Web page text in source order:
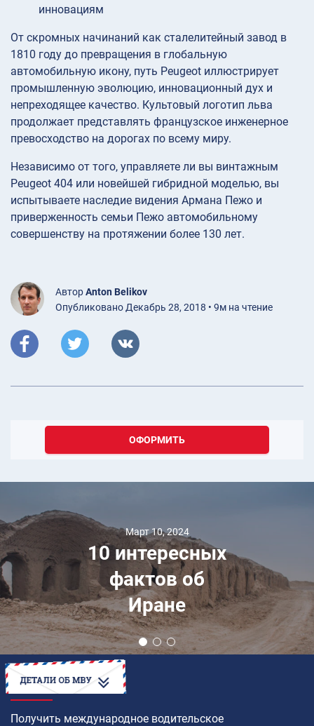
инновациям
От скромных начинаний как сталелитейный завод в
1810 году до превращения в глобальную
автомобильную икону, путь Peugeot иллюстрирует
промышленную эволюцию, инновационный дух и
непреходящее качество. Культовый логотип льва
продолжает представлять французское инженерное
превосходство на дорогах по всему миру.
Независимо от того, управляете ли вы винтажным
Peugeot 404 или новейшей гибридной моделью, вы
испытываете наследие видения Армана Пежо и
приверженность семьи Пежо автомобильному
совершенству на протяжении более 130 лет.
АвторAnton Belikov
Опубликовано Декабрь 28, 2018 • 9м на чтение
ОФОРМИТЬ
Март 10, 2024
10 интересных
фактов об
Иране
КАК
Получить международное водительское